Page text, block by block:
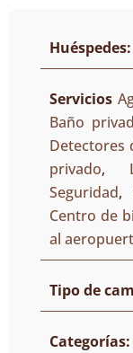
Huéspedes:
Servicios
Baño
Detectores
privado,
Seguridad,
Centro de
al
Tipo de
Categorías: